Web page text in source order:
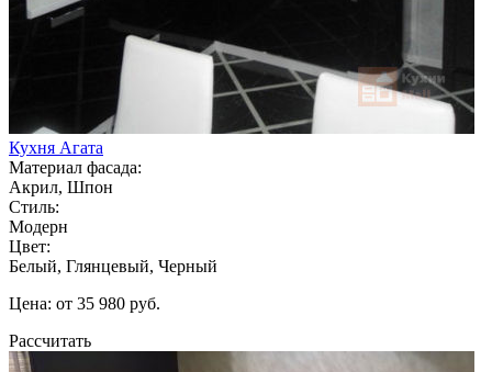
Кухня Агата
Материал фасада:
Акрил, Шпон
Стиль:
Модерн
Цвет:
Белый, Глянцевый, Черный
Цена: от 35 980 руб.
Рассчитать